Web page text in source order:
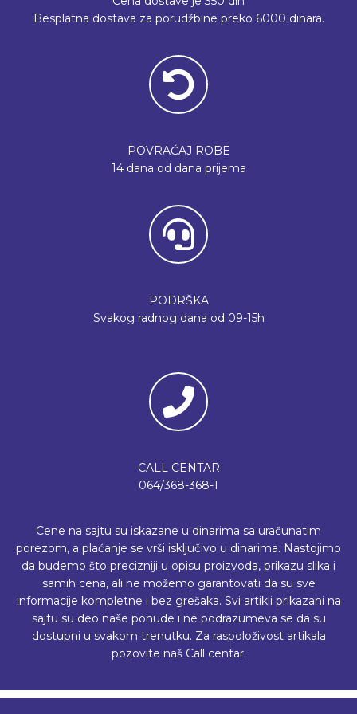
Besplatna dostava za porudžbine preko 6000 dinara.
POVRAĆAJ ROBE
14 dana od dana prijema
PODRŠKA
Svakog radnog dana od 09-15h
CALL CENTAR
064/368-368-1
Cene na sajtu su iskazane u dinarima sa uračunatim
porezom, a plaćanje se vrši isključivo u dinarima. Nastojimo
da budemo što precizniji u opisu proizvoda, prikazu slika i
samih cena, ali ne možemo garantovati da su sve
informacije kompletne i bez grešaka. Svi artikli prikazani na
sajtu su deo naše ponude i ne podrazumeva se da su
dostupni u svakom trenutku. Za raspoloživost artikala
pozovite naš Call centar.